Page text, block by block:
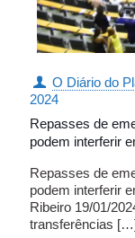
O Diário do
2024
Repasses de
podem interferir
Repasses de
podem interferir
Ribeiro 19/01/
transferências